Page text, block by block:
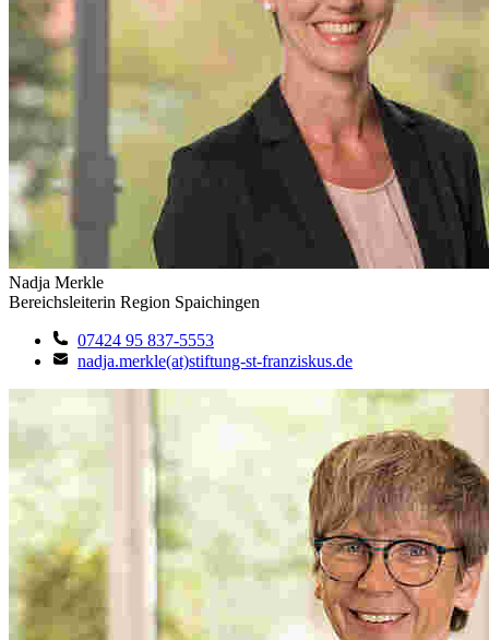
Nadja Merkle
Bereichsleiterin Region Spaichingen
07424 95 837-5553
nadja.merkle(at)stiftung-st-franziskus.de